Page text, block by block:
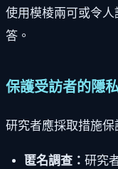
使用模棱兩可或令
答。
保護受訪者的隱
研究者應採取措施保
匿名調查： 研究